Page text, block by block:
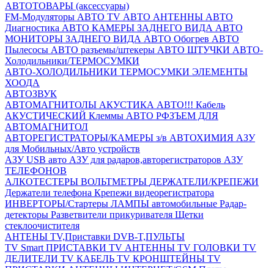
АВТОТОВАРЫ (аксессуары)
FM-Модуляторы АВТО TV АВТО АНТЕННЫ АВТО
Диагностика АВТО КАМЕРЫ ЗАДНЕГО ВИДА АВТО
МОНИТОРЫ ЗАДНЕГО ВИДА АВТО Обогрев АВТО
Пылесосы АВТО разъемы/штекеры АВТО ШТУЧКИ АВТО-
Холодильники/ТЕРМОСУМКИ
АВТО-ХОЛОДИЛЬНИКИ ТЕРМОСУМКИ ЭЛЕМЕНТЫ
ХООДА
АВТОЗВУК
АВТОМАГНИТОЛЫ АКУСТИКА АВТО!!! Кабель
АКУСТИЧЕСКИЙ Клеммы АВТО РФЗЪЕМ ДЛЯ
АВТОМАГНИТОЛ
АВТОРЕГИСТРАТОРЫ/КАМЕРЫ з/в АВТОХИМИЯ АЗУ
для Мобильных/Авто устройств
АЗУ USB авто АЗУ для радаров,авторегистраторов АЗУ
ТЕЛЕФОНОВ
АЛКОТЕСТЕРЫ ВОЛЬТМЕТРЫ ДЕРЖАТЕЛИ/КРЕПЕЖИ
Держатели телефона Крепежи видеорегистратора
ИНВЕРТОРЫ/Стартеры ЛАМПЫ автомобильные Радар-
детекторы Разветвители прикуривателя Щетки
стеклоочистителя
АНТЕНЫ ТV,Приставки DVB-T,ПУЛЬТЫ
TV Smart ПРИСТАВКИ TV АНТЕННЫ TV ГОЛОВКИ TV
ДЕЛИТЕЛИ TV КАБЕЛЬ TV КРОНШТЕЙНЫ TV